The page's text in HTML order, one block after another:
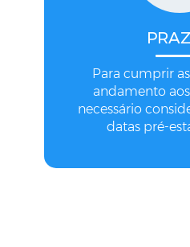
Para cumprir
andamento
necessário
datas pré-